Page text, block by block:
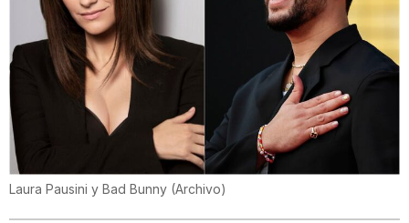
Laura Pausini y Bad Bunny (Archivo)